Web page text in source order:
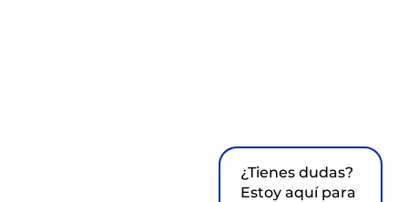
¿Tienes dudas?
Estoy aquí para